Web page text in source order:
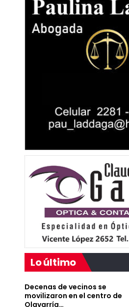
Lo último
Decenas de vecinos se
movilizaron en el centro de
Olavarría…